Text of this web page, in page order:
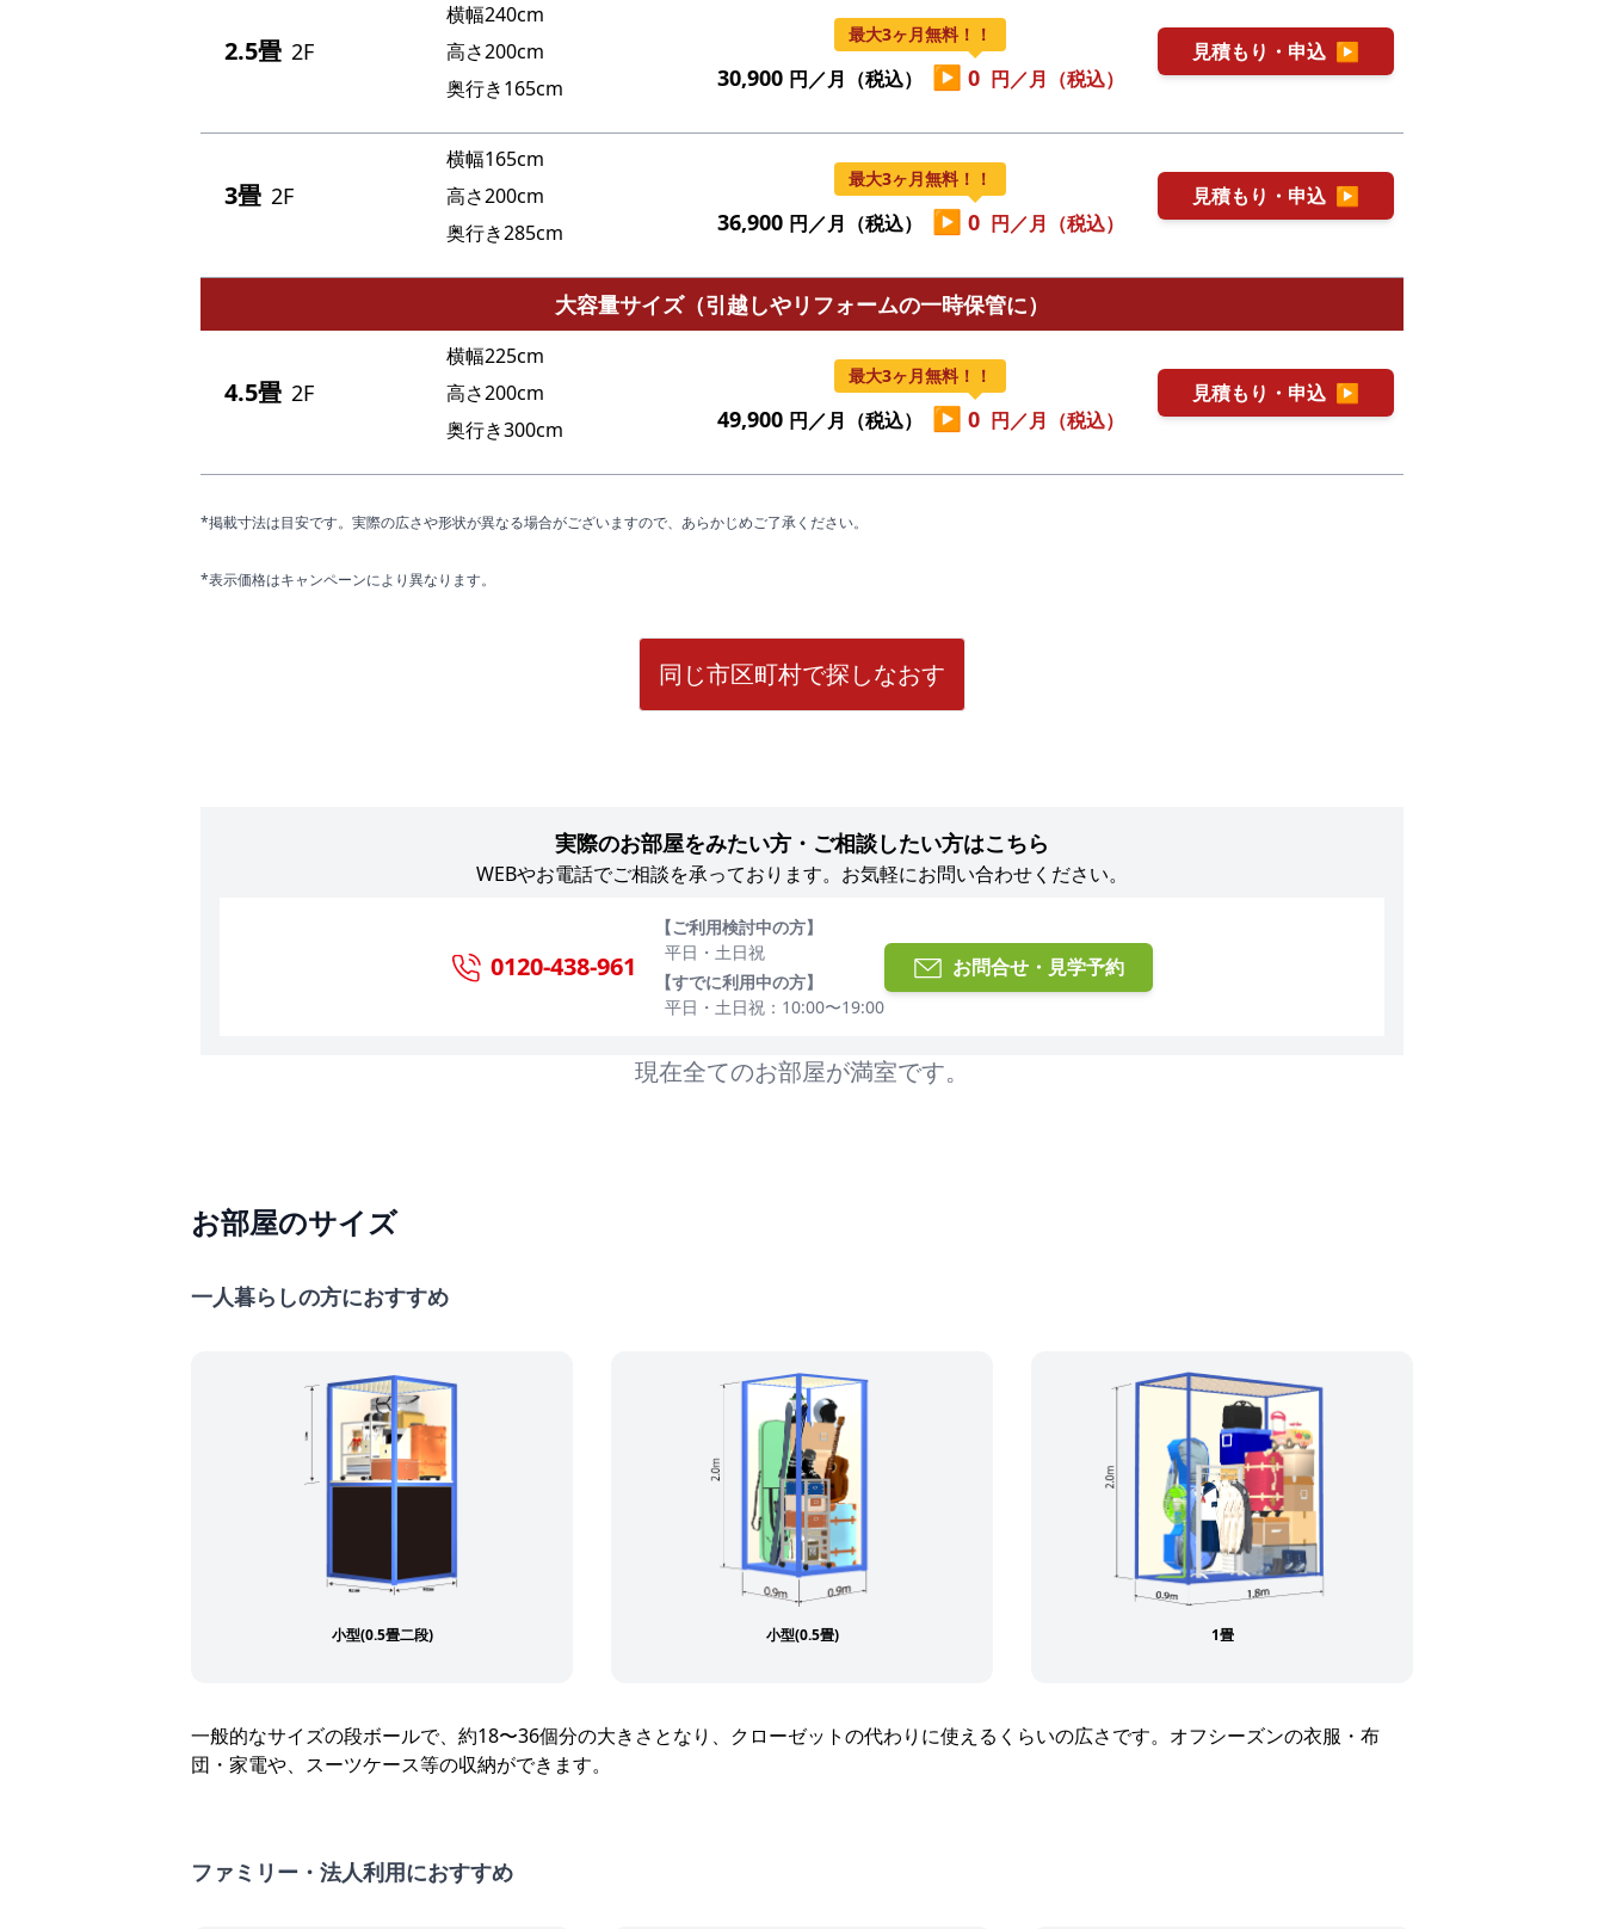
2.5畳 2F
横幅240cm
高さ200cm
奥行き165cm
最大3ヶ月無料！！
30,900 円／月（税込） ▶ 0 円／月（税込）
見積もり・申込 ▶
3畳 2F
横幅165cm
高さ200cm
奥行き285cm
最大3ヶ月無料！！
36,900 円／月（税込） ▶ 0 円／月（税込）
見積もり・申込 ▶
大容量サイズ（引越しやリフォームの一時保管に）
4.5畳 2F
横幅225cm
高さ200cm
奥行き300cm
最大3ヶ月無料！！
49,900 円／月（税込） ▶ 0 円／月（税込）
見積もり・申込 ▶
*掲載寸法は目安です。実際の広さや形状が異なる場合がございますので、あらかじめご了承ください。
*表示価格はキャンペーンにより異なります。
同じ市区町村で探しなおす
実際のお部屋をみたい方・ご相談したい方はこちら
WEBやお電話でご相談を承っております。お気軽にお問い合わせください。
0120-438-961
【ご利用検討中の方】
平日・土日祝
【すでに利用中の方】
平日・土日祝：10:00〜19:00
お問合せ・見学予約
現在全てのお部屋が満室です。
お部屋のサイズ
一人暮らしの方におすすめ
小型(0.5畳二段) 小型(0.5畳) 1畳
一般的なサイズの段ボールで、約18〜36個分の大きさとなり、クローゼットの代わりに使えるくらいの広さです。オフシーズンの衣服・布
団・家電や、スーツケース等の収納ができます。
ファミリー・法人利用におすすめ